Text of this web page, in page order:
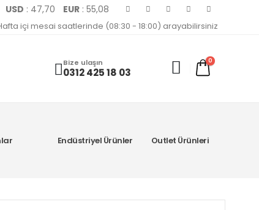
USD : 47,70 EUR: 55,08
içi mesai saatlerinde (08:30 - 18:00) arayabilirsiniz
Bize ulaşın
0312 425 18 03
0
Endüstriyel Ürünler Outlet Ürünleri